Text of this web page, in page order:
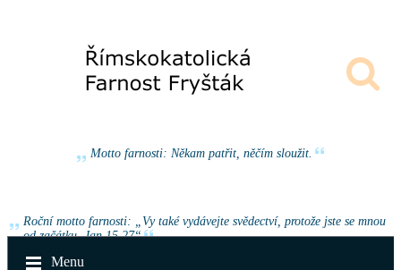
Motto farnosti: Někam patřit, něčím sloužit.
Roční motto farnosti: „Vy také vydávejte svědectví, protože jste se mnou
od začátku. Jan 15,27“
Menu